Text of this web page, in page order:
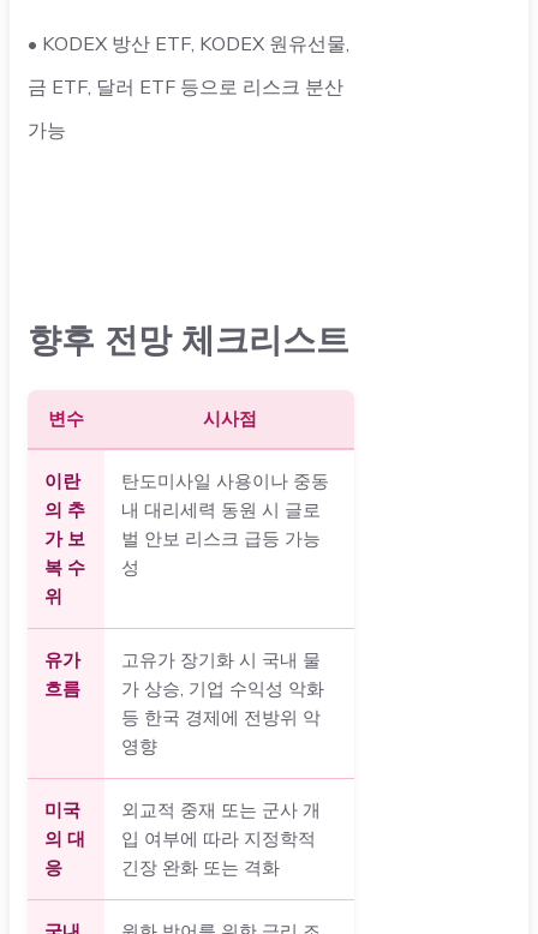
• KODEX 방산 ETF, KODEX 원유선물,
금 ETF, 달러 ETF 등으로 리스크 분산
가능
향후 전망 체크리스트
변수 시사점
이란
의 추
가 보
복 수
위
탄도미사일 사용이나 중동
내 대리세력 동원 시 글로
벌 안보 리스크 급등 가능
성
유가
흐름
고유가 장기화 시 국내 물
가 상승, 기업 수익성 악화
등 한국 경제에 전방위 악
영향
미국
의 대
응
외교적 중재 또는 군사 개
입 여부에 따라 지정학적
긴장 완화 또는 격화